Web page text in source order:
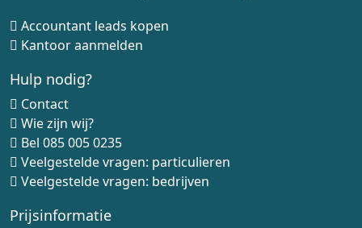
Accountant leads kopen
Kantoor aanmelden
Hulp nodig?
Contact
Wie zijn wij?
Bel 085 005 0235
Veelgestelde vragen: particulieren
Veelgestelde vragen: bedrijven
Prijsinformatie